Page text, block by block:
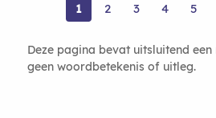
1 2 3 4 5
Deze pagina bevat uitsluitend
geen woordbetekenis of uitleg.